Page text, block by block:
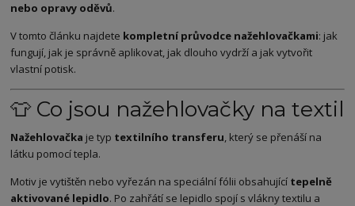
nebo opravy oděvů.
V tomto článku najdete kompletní průvodce nažehlovačkami: jak
fungují, jak je správně aplikovat, jak dlouho vydrží a jak vytvořit
vlastní potisk.
👕 Co jsou nažehlovačky na textil
Nažehlovačka je typ textilního transferu, který se přenáší na
látku pomocí tepla.
Motiv je vytištěn nebo vyřezán na speciální fólii obsahující tepelně
aktivované lepidlo. Po zahřátí se lepidlo spojí s vlákny textilu a